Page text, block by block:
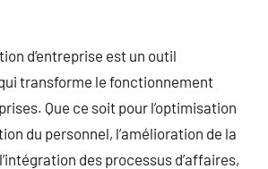
d’entreprise est un outil
transforme le fonctionnement
Que ce soit pour l’optimisation
du personnel, l’amélioration de la
des processus d’affaires,